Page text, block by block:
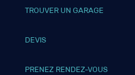
TROUVER UN GARAGE
DEVIS
PRENEZ RENDEZ-VOUS